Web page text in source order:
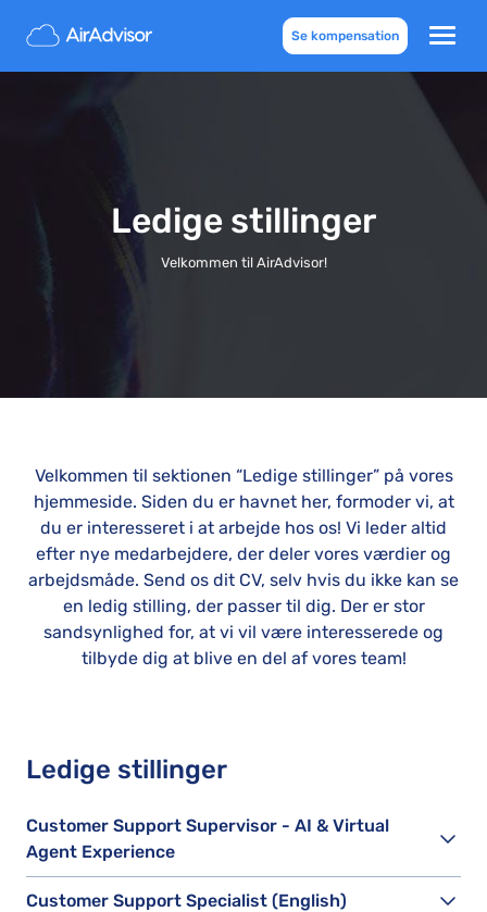
Se kompensation
Ledige stillinger
Velkommen til AirAdvisor!
Velkommen til sektionen “Ledige stillinger” på vores
hjemmeside. Siden du er havnet her, formoder vi, at
du er interesseret i at arbejde hos os! Vi leder altid
efter nye medarbejdere, der deler vores værdier og
arbejdsmåde. Send os dit CV, selv hvis du ikke kan se
en ledig stilling, der passer til dig. Der er stor
sandsynlighed for, at vi vil være interesserede og
tilbyde dig at blive en del af vores team!
Ledige stillinger
Customer Support Supervisor - AI & Virtual
Agent Experience
Customer Support Specialist (English)